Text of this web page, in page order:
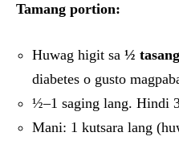
Tamang portion:
Huwag higit sa ½
diabetes o gusto
½–1 saging lang. Hindi
Mani: 1 kutsara lang